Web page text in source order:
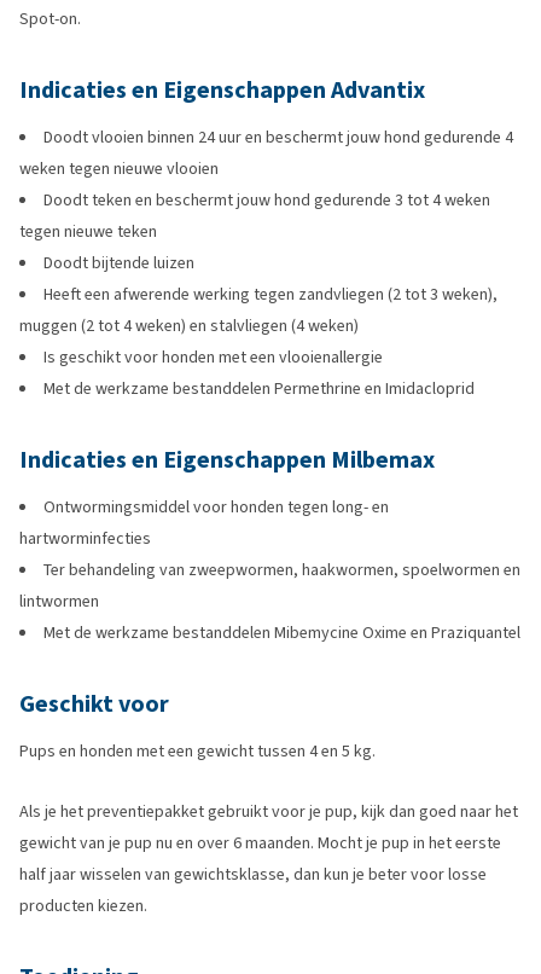
Spot-on.
Indicaties en Eigenschappen Advantix
Doodt vlooien binnen 24 uur en beschermt jouw hond gedurende 4
weken tegen nieuwe vlooien
Doodt teken en beschermt jouw hond gedurende 3 tot 4 weken
tegen nieuwe teken
Doodt bijtende luizen
Heeft een afwerende werking tegen zandvliegen (2 tot 3 weken),
muggen (2 tot 4 weken) en stalvliegen (4 weken)
Is geschikt voor honden met een vlooienallergie
Met de werkzame bestanddelen Permethrine en Imidacloprid
Indicaties en Eigenschappen Milbemax
Ontwormingsmiddel voor honden tegen long- en
hartworminfecties
Ter behandeling van zweepwormen, haakwormen, spoelwormen en
lintwormen
Met de werkzame bestanddelen Mibemycine Oxime en Praziquantel
Geschikt voor
Pups en honden met een gewicht tussen 4 en 5 kg.
Als je het preventiepakket gebruikt voor je pup, kijk dan goed naar het
gewicht van je pup nu en over 6 maanden. Mocht je pup in het eerste
half jaar wisselen van gewichtsklasse, dan kun je beter voor losse
producten kiezen.